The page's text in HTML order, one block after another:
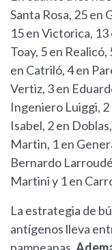
Santa Rosa, 25 en
15 en Victorica, 13
Toay, 5 en
en Catriló, 4 en
Vertiz, 3 en
Ingeniero Luiggi, 2
Isabel, 2 en
Martin, 1 en
Bernardo
Martini y 1 en
La estrategia de
antígenos lleva